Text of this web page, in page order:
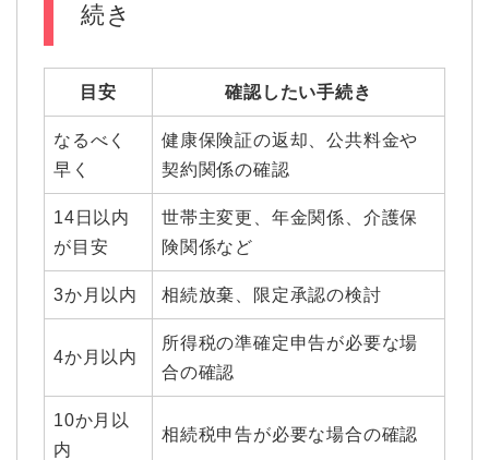
続き
目安 確認したい手続き
なるべく
早く
健康保険証の返却、公共料金や
契約関係の確認
14日以内
が目安
世帯主変更、年金関係、介護保
険関係など
3か月以内 相続放棄、限定承認の検討
4か月以内
所得税の準確定申告が必要な場
合の確認
10か月以
内
相続税申告が必要な場合の確認